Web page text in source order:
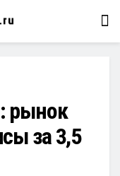
рынок
за 3,5